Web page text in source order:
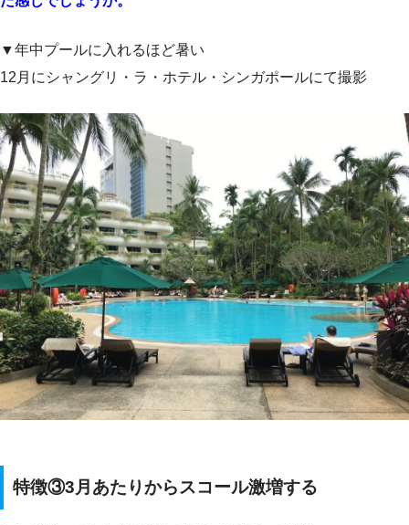
▼年中プールに入れるほど暑い
12月にシャングリ・ラ・ホテル・シンガポールにて撮影
特徴③3月あたりからスコール激増する